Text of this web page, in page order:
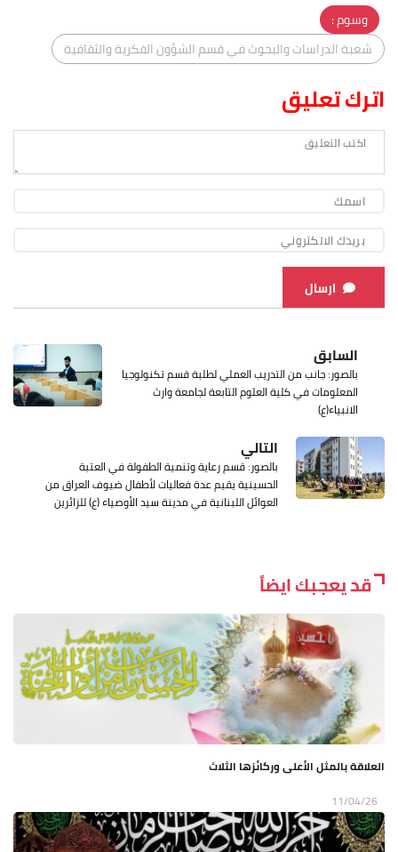
وسوم :
شعبة الدراسات والبحوث في قسم الشؤون الفكرية والثقافية
اترك تعليق
ارسال
السابق
بالصور: جانب من التدريب العملي لطلبة قسم تكنولوجيا
المعلومات في كلية العلوم التابعة لجامعة وارث
الانبياء(ع)
التالي
بالصور: قسم رعاية وتنمية الطفولة في العتبة
الحسينية يقيم عدة فعاليات لأطفال ضيوف العراق من
العوائل اللبنانية في مدينة سيد الأوصياء (ع) للزائرين
قد يعجبك ايضاً
العلاقة بالمثل الأعلى وركائزها الثلاث
11/04/26